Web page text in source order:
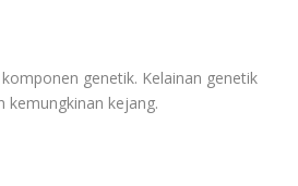
genetik. Kelainan genetik
kejang.